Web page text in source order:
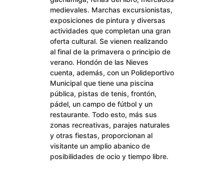
medievales. Marchas excursionistas,
exposiciones de pintura y diversas
actividades que completan una gran
oferta cultural. Se vienen realizando
al final de la primavera o principio de
verano. Hondón de las Nieves
cuenta, además, con un Polideportivo
Municipal que tiene una piscina
pública, pistas de tenis, frontón,
pádel, un campo de fútbol y un
restaurante. Todo esto, más sus
zonas recreativas, parajes naturales
y otras fiestas, proporcionan al
visitante un amplio abanico de
posibilidades de ocio y tiempo libre.